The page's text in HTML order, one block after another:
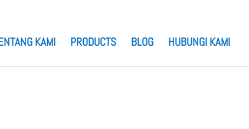
KAMI PRODUCTS BLOG HUBUNGI KAMI